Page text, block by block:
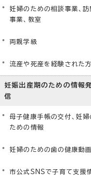
妊婦のための相談事業、訪
事業、教室
両親学級
流産や死産を経験された
妊娠出産期のための情報
信
母子健康手帳の交付、妊婦
ための情報
妊婦のための歯の健康動画
市公式SNSで子育て支援